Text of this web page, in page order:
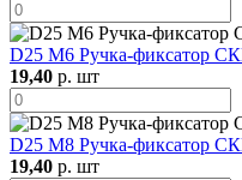
D25 М6 Ручка-фиксатор
19,40 р. шт
D25 М8 Ручка-фиксатор
19,40 р. шт